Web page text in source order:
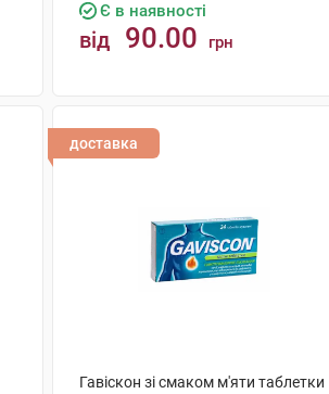
Є в наявності
від 90.00 грн
доставка
Гавіскон зі смаком м'яти таблетки